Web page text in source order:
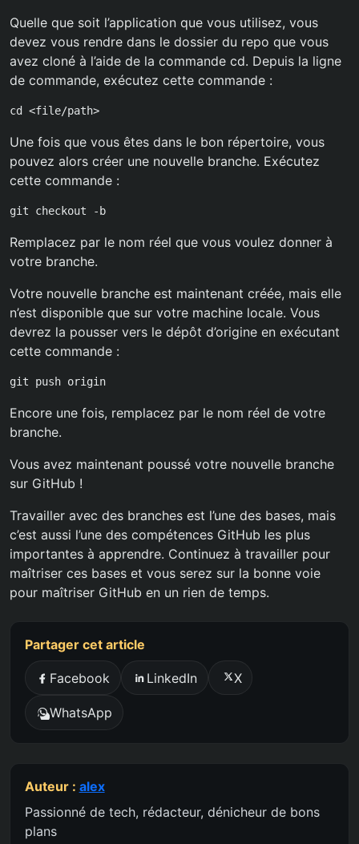
Quelle que soit l’application que vous utilisez, vous
devez vous rendre dans le dossier du repo que vous
avez cloné à l’aide de la commande cd. Depuis la ligne
de commande, exécutez cette commande :
cd <file/path>
Une fois que vous êtes dans le bon répertoire, vous
pouvez alors créer une nouvelle branche. Exécutez
cette commande :
git checkout -b
Remplacez par le nom réel que vous voulez donner à
votre branche.
Votre nouvelle branche est maintenant créée, mais elle
n’est disponible que sur votre machine locale. Vous
devrez la pousser vers le dépôt d’origine en exécutant
cette commande :
git push origin
Encore une fois, remplacez par le nom réel de votre
branche.
Vous avez maintenant poussé votre nouvelle branche
sur GitHub !
Travailler avec des branches est l’une des bases, mais
c’est aussi l’une des compétences GitHub les plus
importantes à apprendre. Continuez à travailler pour
maîtriser ces bases et vous serez sur la bonne voie
pour maîtriser GitHub en un rien de temps.
Partager cet article
Facebook LinkedIn X
WhatsApp
Auteur : alex
Passionné de tech, rédacteur, dénicheur de bons
plans